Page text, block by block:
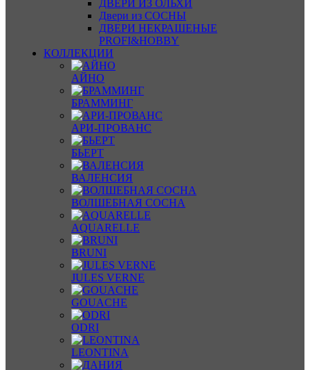
ДВЕРИ ИЗ ОЛЬХИ
Двери из СОСНЫ
ДВЕРИ НЕКРАШЕНЫЕ
PROFI&HOBBY
КОЛЛЕКЦИИ
АЙНО
БРАММИНГ
АРИ-ПРОВАНС
БЬЕРТ
ВАЛЕНСИЯ
ВОЛШЕБНАЯ СОСНА
AQUARELLE
BRUNI
JULES VERNE
GOUACHE
ODRI
LEONTINA